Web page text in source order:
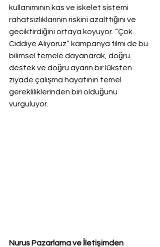
kullanımının kas ve iskelet sistemi
rahatsızlıklarının riskini azalttığını ve
geciktirdiğini ortaya koyuyor. “Çok
Ciddiye Alıyoruz” kampanya filmi de bu
bilimsel temele dayanarak, doğru
destek ve doğru ayarın bir lüksten
ziyade çalışma hayatının temel
gerekliliklerinden biri olduğunu
vurguluyor.
Nurus Pazarlama ve İletişimden